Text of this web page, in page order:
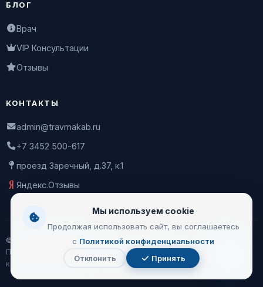
БЛОГ
Врач
VIP Консультации
Отзывы
КОНТАКТЫ
admin@travmakab.ru
+7 3452 500-617
проезд Заречный, д.37, к.1
Яндекс.Отзывы
© 2026 Leontiev Clinic
Пользовательское соглашение
конфиденциальности
с
Мы используем cookie
Продолжая использовать сайт, вы соглашаетесь
с Политикой конфиденциальности
Отклонить Принять